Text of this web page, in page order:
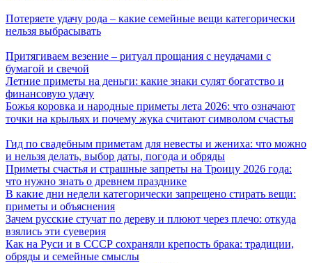
Потеряете удачу рода – какие семейные вещи категорически
нельзя выбрасывать
Притягиваем везение – ритуал прощания с неудачами с
бумагой и свечой
Летние приметы на деньги: какие знаки сулят богатство и
финансовую удачу
Божья коровка и народные приметы лета 2026: что означают
точки на крыльях и почему жука считают символом счастья
Гид по свадебным приметам для невесты и жениха: что можно
и нельзя делать, выбор даты, погода и обряды
Приметы счастья и страшные запреты на Троицу 2026 года:
что нужно знать о древнем празднике
В какие дни недели категорически запрещено стирать вещи:
приметы и объяснения
Зачем русские стучат по дереву и плюют через плечо: откуда
взялись эти суеверия
Как на Руси и в СССР сохраняли крепость брака: традиции,
обряды и семейные смыслы